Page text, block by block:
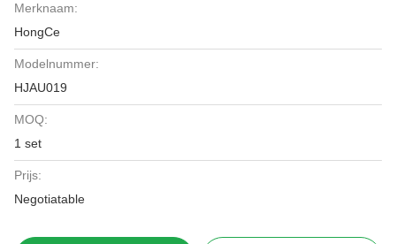
Merknaam:
HongCe
Modelnummer:
HJAU019
MOQ:
1 set
Prijs:
Negotiatable